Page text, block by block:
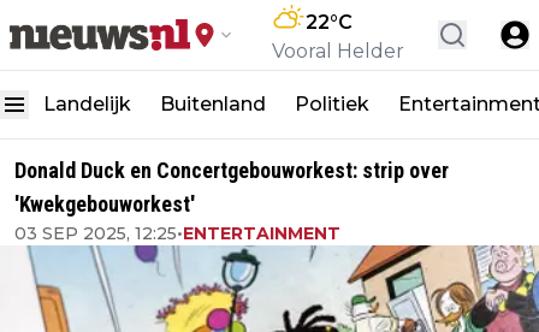
22°C
Vooral Helder
Landelijk Buitenland Politiek
Donald Duck en Concertgebouworkest: strip over
'Kwekgebouworkest'
03 SEP 2025, 12:25•ENTERTAINMENT